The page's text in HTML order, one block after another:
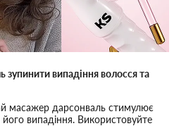
випадіння волосся та
масажер дарсонваль стимулює
випадіння. Використовуйте